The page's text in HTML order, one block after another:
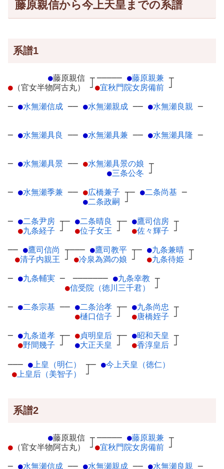
藤原親信から今上天皇までの系譜
系譜1
●藤原親信 ┬
● （官女半物阿古丸） ┘
───── ●藤原親兼 ┬
●宜秋門院女房備前 ┘
─ ●水無瀬信成 ── ●水無瀬親成 ── ●水無瀬良親 ─
─ ●水無瀬具良 ── ●水無瀬具兼 ── ●水無瀬具隆 ─
─ ●水無瀬具景 ── ●水無瀬具景の娘 ┬
●三条公冬 ┘
─ ●水無瀬季兼 ── ●広橋兼子 ┬
●二条政嗣 ┘
─ ●二条尚基 ─
─ ●二条尹房 ┬
●九条経子 ┘
─ ●二条晴良
┬
●位子女王 ┘
─ ●鷹司信房 ┬
●佐々輝子 ┘
── ●鷹司信尚 ┬
●清子内親王 ┘
─── ●鷹司教平 ┬
●冷泉為満の娘 ┘
─ ●九条兼晴 ┬
●九条待姫 ┘
─ ●九条輔実 ─ ─────── ●九条幸教 ┬
●信受院（徳川三千君） ┘
─ ●二条宗基 ── ●二条治孝 ┬
●樋口信子 ┘
─ ●九条尚忠 ┬
●唐橋姪子 ┘
─ ●九条道孝 ┬
●野間幾子 ┘
─ ●貞明皇后 ┬
●大正天皇 ┘
─ ●昭和天皇 ┬
●香淳皇后 ┘
─── ● 上皇（明仁）
┬
● 上皇后（美智子） ┘
─ ●今上天皇（徳仁）
系譜2
●藤原親信 ┬
● （官女半物阿古丸） ┘
───── ●藤原親兼 ┬
●宜秋門院女房備前 ┘
─ ●水無瀬信成 ── ●水無瀬親成 ── ●水無瀬良親 ─